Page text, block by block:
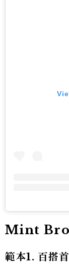
Mint
範本1. 百搭